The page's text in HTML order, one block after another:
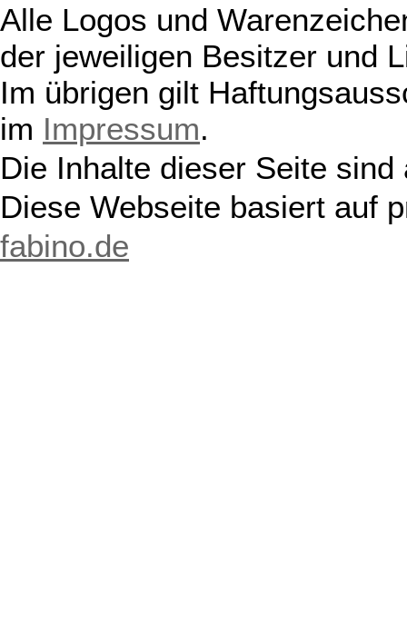
Alle Logos und
der jeweiligen Besitzer und
Im übrigen gilt
im Impressum.
Die Inhalte dieser Seite
Diese Webseite basiert auf
fabino.de